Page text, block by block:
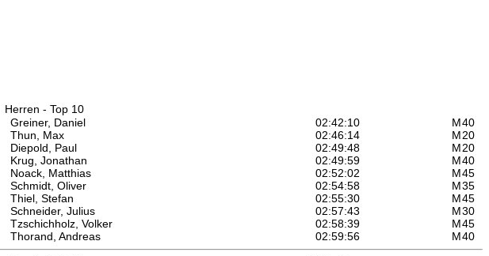
Herren - Top 10
Greiner, Daniel 02:42:10 M40
Thun, Max 02:46:14 M20
Diepold, Paul 02:49:48 M20
Krug, Jonathan 02:49:59 M40
Noack, Matthias 02:52:02 M45
Schmidt, Oliver 02:54:58 M35
Thiel, Stefan 02:55:30 M45
Schneider, Julius 02:57:43 M30
Tzschichholz, Volker 02:58:39 M45
Thorand, Andreas 02:59:56 M40